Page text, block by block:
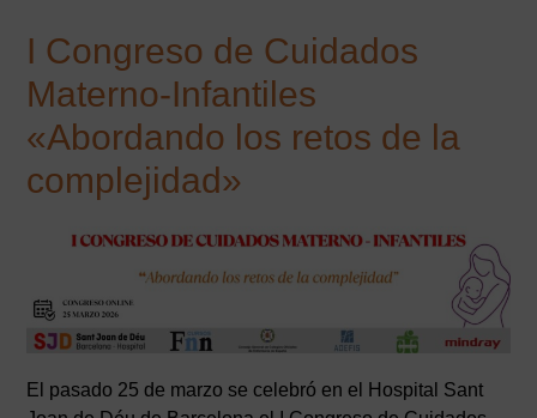
I Congreso de Cuidados
Materno-Infantiles
«Abordando los retos de la
complejidad»
El pasado 25 de marzo se celebró en el Hospital Sant